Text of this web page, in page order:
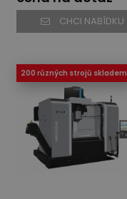
CHCI NABÍDKU
200 různých strojů skladem